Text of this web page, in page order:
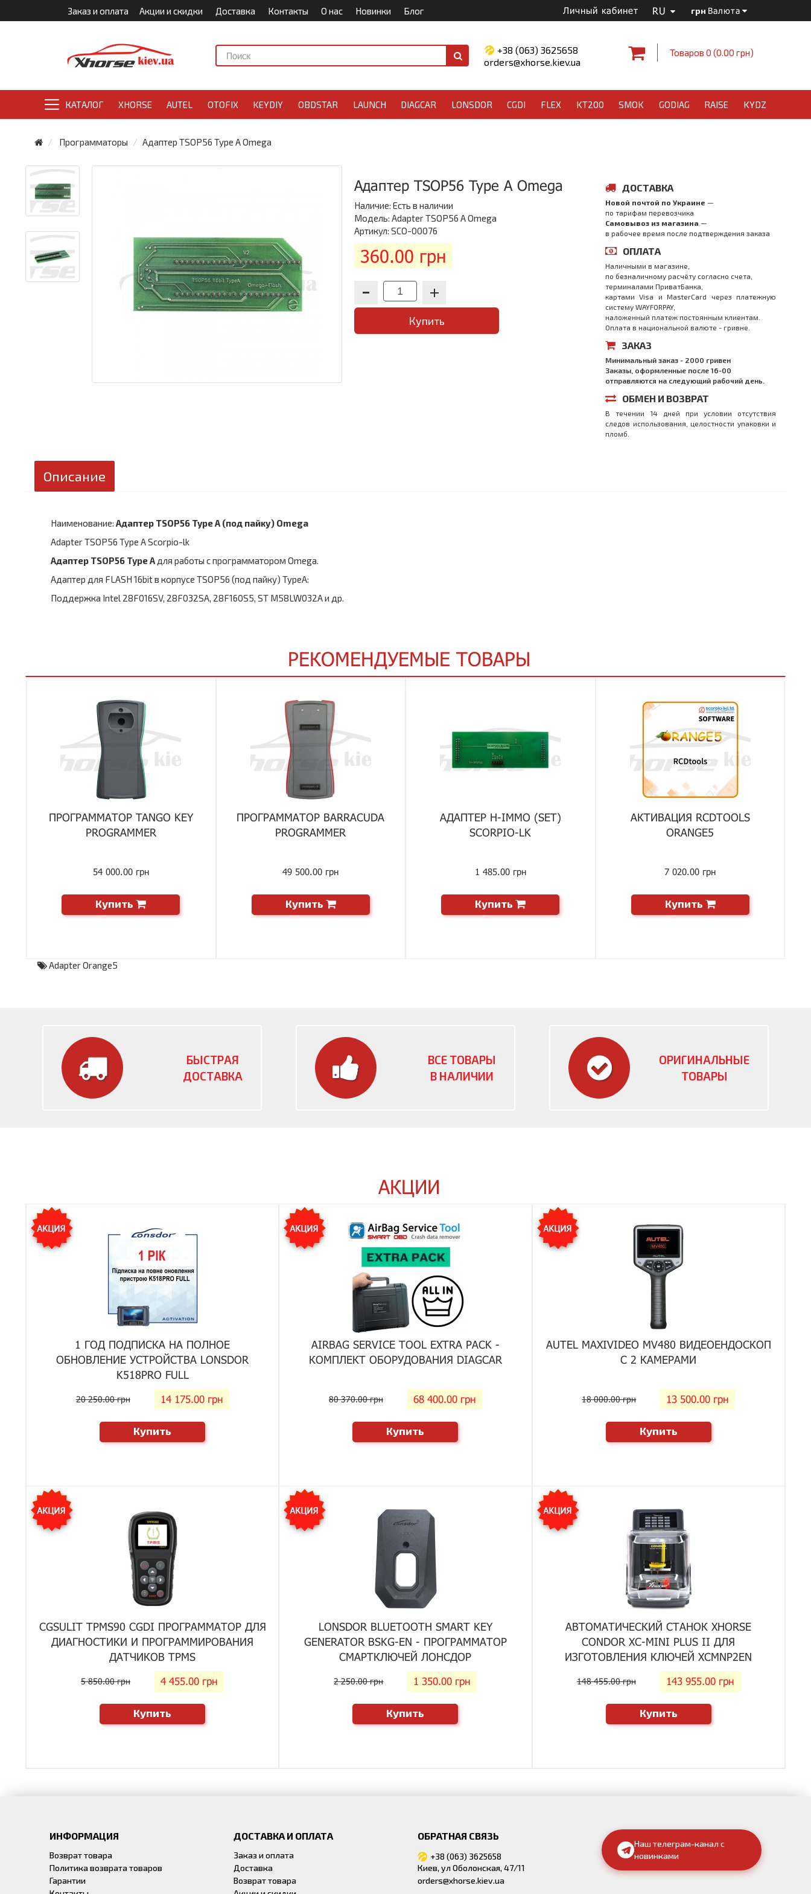
Заказ и оплата Акции и скидки Доставка Контакты О нас Новинки Блог Личный кабинет RU грн Валюта
+38 (063) 3625658
orders@xhorse.kiev.ua
Товаров 0 (0.00 грн)
КАТАЛОГ XHORSE AUTEL OTOFIX KEYDIY OBDSTAR LAUNCH DIAGCAR LONSDOR CGDI FLEX KT200 SMOK GODIAG RAISE KYDZ
Программаторы Адаптер TSOP56 Type A Omega
Адаптер TSOP56 Type A Omega
Наличие: Есть в наличии
Модель: Adapter TSOP56 A Omega
Артикул: SCO-00076
360.00 грн
Купить
ДОСТАВКА
Новой почтой по Украине —
по тарифам перевозчика
Самовывоз из магазина —
в рабочее время после подтверждения заказа
ОПЛАТА
Наличными в магазине,
по безналичному расчёту согласно счета,
терминалами ПриватБанка,
картами Visa и MasterCard через платежную
систему WAYFORPAY,
наложенный платеж постоянным клиентам.
Оплата в национальной валюте - гривне.
ЗАКАЗ
Минимальный заказ - 2000 гривен
Заказы, оформленные после 16-00
отправляются на следующий рабочий день.
ОБМЕН И ВОЗВРАТ
В течении 14 дней при условии отсутствия
следов использования, целостности упаковки и
пломб.
Описание
Наименование: Адаптер TSOP56 Type A (под пайку) Omega
Adapter TSOP56 Type A Scorpio-lk
Адаптер TSOP56 Type A для работы с программатором Omega.
Адаптер для FLASH 16bit в корпусе TSOP56 (под пайку) TypeA:
Поддержка Intel 28F016SV, 28F032SA, 28F160S5, ST M58LW032A и др.
РЕКОМЕНДУЕМЫЕ ТОВАРЫ
ПРОГРАММАТОР TANGO KEY
PROGRAMMER
54 000.00 грн
Купить
ПРОГРАММАТОР BARRACUDA
PROGRAMMER
49 500.00 грн
Купить
АДАПТЕР H-IMMO (SET)
SCORPIO-LK
1 485.00 грн
Купить
АКТИВАЦИЯ RCDTOOLS
ORANGE5
7 020.00 грн
Купить
Adapter Orange5
БЫСТРАЯ
ДОСТАВКА
ВСЕ ТОВАРЫ
В НАЛИЧИИ
ОРИГИНАЛЬНЫЕ
ТОВАРЫ
АКЦИИ
1 ГОД ПОДПИСКА НА ПОЛНОЕ
ОБНОВЛЕНИЕ УСТРОЙСТВА LONSDOR
K518PRO FULL
20 250.00 грн 14 175.00 грн
Купить
AIRBAG SERVICE TOOL EXTRA PACK -
КОМПЛЕКТ ОБОРУДОВАНИЯ DIAGCAR
80 370.00 грн 68 400.00 грн
Купить
AUTEL MAXIVIDEO MV480 ВИДЕОЕНДОСКОП
С 2 КАМЕРАМИ
18 000.00 грн 13 500.00 грн
Купить
CGSULIT TPMS90 CGDI ПРОГРАММАТОР ДЛЯ
ДИАГНОСТИКИ И ПРОГРАММИРОВАНИЯ
ДАТЧИКОВ TPMS
5 850.00 грн 4 455.00 грн
Купить
LONSDOR BLUETOOTH SMART KEY
GENERATOR BSKG-EN - ПРОГРАММАТОР
СМАРТКЛЮЧЕЙ ЛОНСДОР
2 250.00 грн 1 350.00 грн
Купить
АВТОМАТИЧЕСКИЙ СТАНОК XHORSE
CONDOR XC-MINI PLUS II ДЛЯ
ИЗГОТОВЛЕНИЯ КЛЮЧЕЙ XCMNP2EN
148 455.00 грн 143 955.00 грн
Купить
ИНФОРМАЦИЯ
Возврат товара
Политика возврата товаров
Гарантии
ДОСТАВКА И ОПЛАТА
Заказ и оплата
Доставка
Возврат товара
ОБРАТНАЯ СВЯЗЬ
+38 (063) 3625658
Киев, ул Оболонская, 47/11
orders@xhorse.kiev.ua
Наш телеграм-канал с
новинками